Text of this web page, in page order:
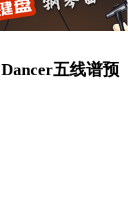
活泼感受的钢琴曲，听
仿佛进入音乐幻想的意
天使在空中飞舞，周围
五线谱预